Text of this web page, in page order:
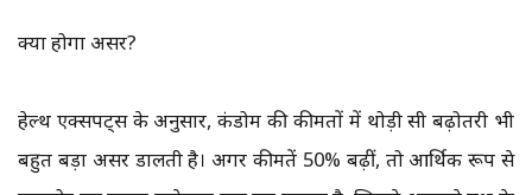
क्या होगा असर?
हेल्थ एक्सपर्ट्स के अनुसार, कंडोम की कीमतों में थोड़ी सी बढ़ोतरी भी
बहुत बड़ा असर डालती है। अगर कीमतें 50% बढ़ीं, तो आर्थिक रूप से